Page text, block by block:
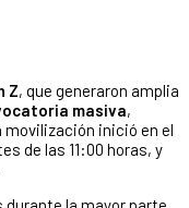
Z, que generaron amplia
masiva,
movilización inició en el
de las 11:00 horas, y